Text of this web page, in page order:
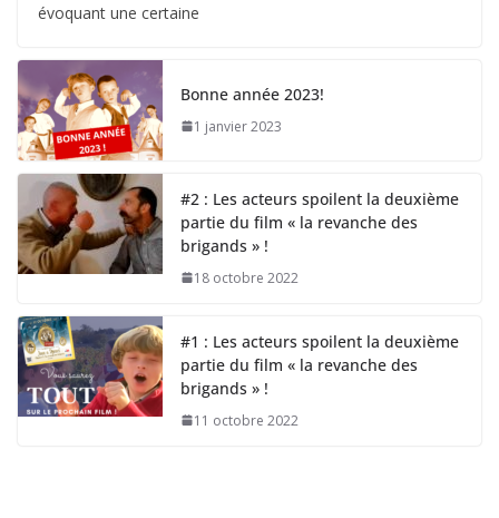
évoquant une certaine
Bonne année 2023!
1 janvier 2023
#2 : Les acteurs spoilent la deuxième
partie du film « la revanche des
brigands » !
18 octobre 2022
#1 : Les acteurs spoilent la deuxième
partie du film « la revanche des
brigands » !
11 octobre 2022